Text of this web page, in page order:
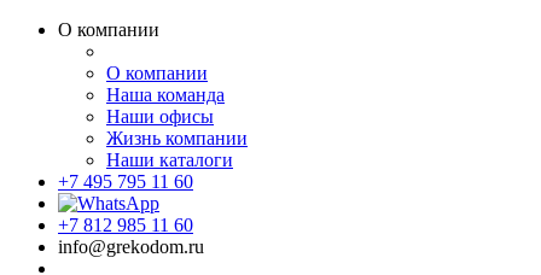
О компании
О компании
Наша команда
Наши офисы
Жизнь компании
Наши каталоги
+7 495 795 11 60
+7 812 985 11 60
info@grekodom.ru